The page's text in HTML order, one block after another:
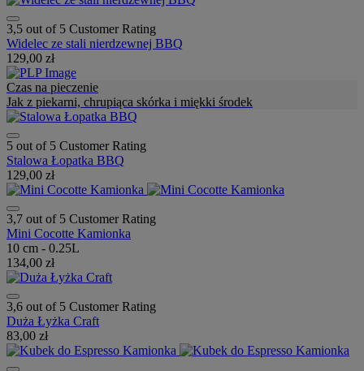
3,5 out of 5 Customer Rating
Widelec ze stali nierdzewnej BBQ
129,00 zł
Czas na pieczenie
Jak z piekarni, chrupiąca skórka i miękki środek
5 out of 5 Customer Rating
Stalowa Łopatka BBQ
129,00 zł
3,7 out of 5 Customer Rating
Mini Cocotte Kamionka
10 cm - 0.25L
134,00 zł
3,6 out of 5 Customer Rating
Duża Łyżka Craft
83,00 zł